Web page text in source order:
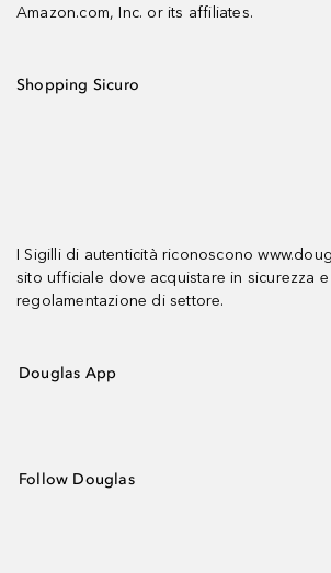
Amazon.com, Inc. or its affiliates.
Shopping Sicuro
I Sigilli di autenticità riconoscono
sito ufficiale dove acquistare in sicurezza
regolamentazione di settore.
Douglas App
Follow Douglas